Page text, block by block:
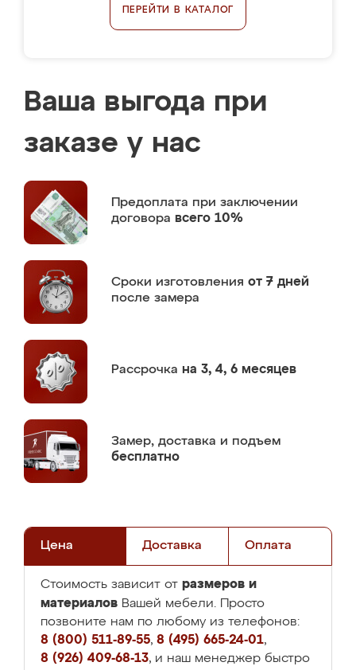
ПЕРЕЙТИ В КАТАЛОГ
Ваша выгода при
заказе у нас
Предоплата при заключении
договора всего 10%
Сроки изготовления от 7 дней
после замера
Рассрочка на 3, 4, 6 месяцев
Замер, доставка и подъем
бесплатно
Цена Доставка Оплата
Стоимость зависит от размеров и
материалов Вашей мебели. Просто
позвоните нам по любому из телефонов:
8 (800) 511-89-55, 8 (495) 665-24-01,
8 (926) 409-68-13, и наш менеджер быстро